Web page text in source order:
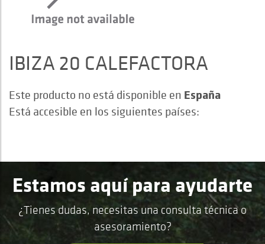
IBIZA 20 CALEFACTORA
Este producto no está disponible en España
Está accesible en los siguientes países:
Estamos aquí para ayudarte
¿Tienes dudas, necesitas una consulta técnica o
asesoramiento?